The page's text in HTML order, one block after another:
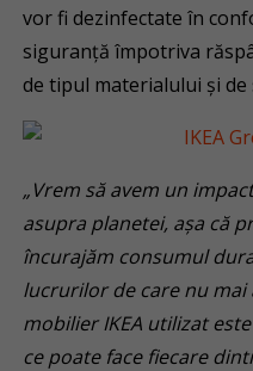
vor fi dezinfectate în
siguranță împotriva
de tipul materialului și
„Vrem să avem un
asupra planetei, așa că
încurajăm consumul
lucrurilor de care nu mai
mobilier IKEA utilizat
ce poate face fiecare